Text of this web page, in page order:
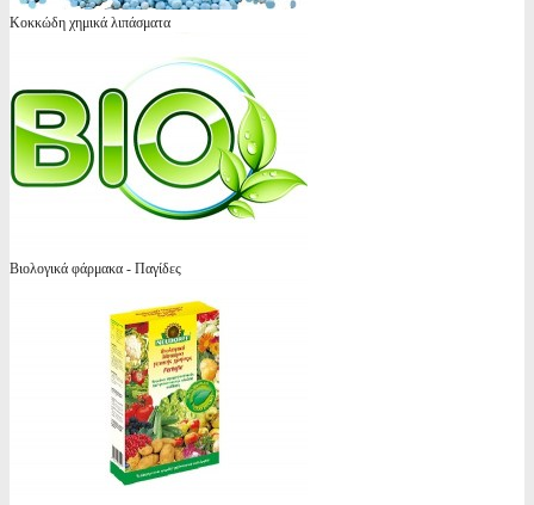
Κοκκώδη χημικά λιπάσματα
Βιολογικά φάρμακα - Παγίδες